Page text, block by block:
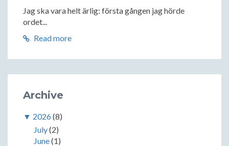
Jag ska vara helt ärlig: första gången jag hörde
ordet...
Read more
Archive
▼ 2026(8)
July(2)
June(1)